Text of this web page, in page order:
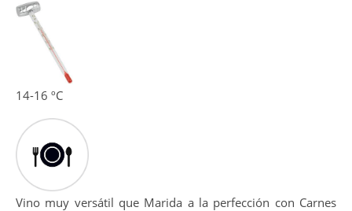
14-16 ºC
Vino muy versátil que Marida a la perfección con Carnes